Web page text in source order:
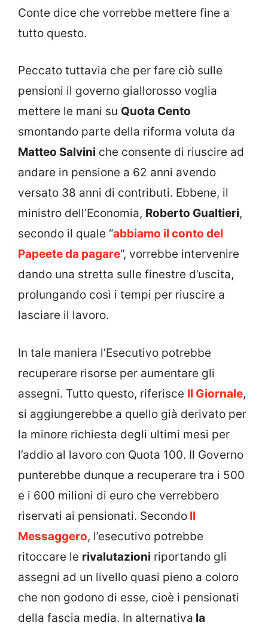
Conte dice che vorrebbe mettere fine a
tutto questo.
Peccato tuttavia che per fare ciò sulle
pensioni il governo giallorosso voglia
mettere le mani su Quota Cento
smontando parte della riforma voluta da
Matteo Salvini che consente di riuscire ad
andare in pensione a 62 anni avendo
versato 38 anni di contributi. Ebbene, il
ministro dell’Economia, Roberto Gualtieri,
secondo il quale “abbiamo il conto del
Papeete da pagare“, vorrebbe intervenire
dando una stretta sulle finestre d’uscita,
prolungando così i tempi per riuscire a
lasciare il lavoro.
In tale maniera l’Esecutivo potrebbe
recuperare risorse per aumentare gli
assegni. Tutto questo, riferisce Il Giornale,
si aggiungerebbe a quello già derivato per
la minore richiesta degli ultimi mesi per
l’addio al lavoro con Quota 100. Il Governo
punterebbe dunque a recuperare tra i 500
e i 600 milioni di euro che verrebbero
riservati ai pensionati. Secondo Il
Messaggero, l’esecutivo potrebbe
ritoccare le rivalutazioni riportando gli
assegni ad un livello quasi pieno a coloro
che non godono di esse, cioè i pensionati
della fascia media. In alternativa la